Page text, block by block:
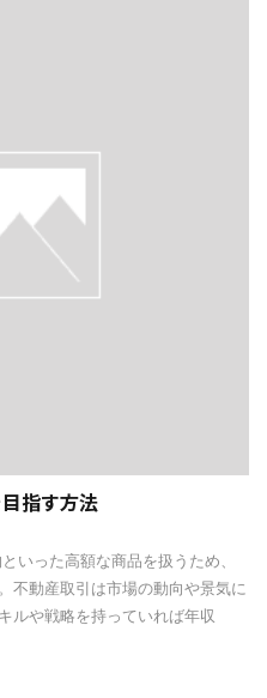
指す方法
いった高額な商品を扱うため、
不動産取引は市場の動向や景気に
ルや戦略を持っていれば年収